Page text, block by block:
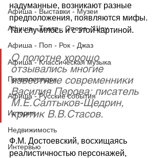
Афиша - Выставки - Музеи
Афиша - Театр - Опера - Шоу
Афиша - Поп - Рок - Джаз
Афиша - Классическая музыка
Правопорядок
Афиша - Русские события
История
Недвижимость
Интервью
надуманные, возникают разные
предположения, появляются мифы.
Так случилось и с этой картиной.
О полотне хорошо
отзывались многие
известные современники
Василия Перова: писатель
М.Е.Салтыков-Щедрин,
критик В.В.Стасов.
Ф.М. Достоевский, восхищаясь
реалистичностью персонажей,